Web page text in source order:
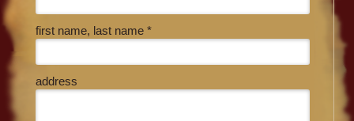
first name, last name *
address